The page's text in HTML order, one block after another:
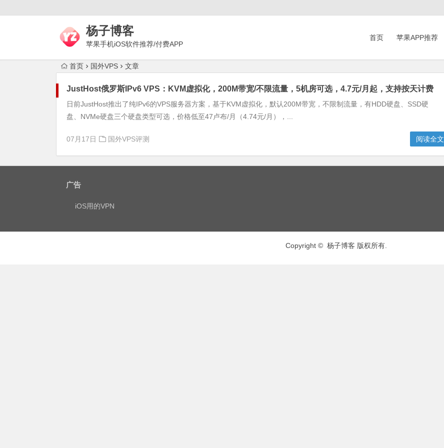
杨子博客
苹果手机iOS软件推荐/付费APP
首页 苹果APP推荐
首页 国外VPS 文章
JustHost俄罗斯IPv6 VPS：KVM虚拟化，200M带宽/不限流量，5机房可选，4.7元/月起，支持按天计费
日前JustHost推出了纯IPv6的VPS服务器方案，基于KVM虚拟化，默认200M带宽，不限制流量，有HDD硬盘、SSD硬
盘、NVMe硬盘三个硬盘类型可选，价格低至47卢布/月（4.74元/月），...
07月17日 国外VPS评测 阅读全文
广告
iOS用的VPN
Copyright © 杨子博客 版权所有.